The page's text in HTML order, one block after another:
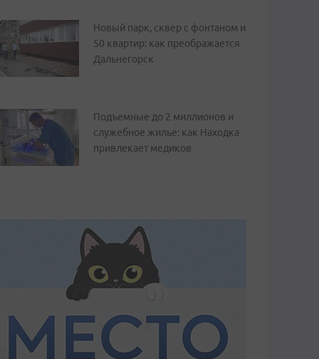
Новый парк, сквер с фонтаном и
50 квартир: как преображается
Дальнегорск
Подъемные до 2 миллионов и
служебное жилье: как Находка
привлекает медиков